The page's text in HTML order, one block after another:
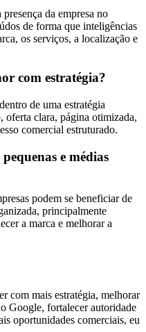
da empresa no
de forma que inteligências
os serviços, a localização e
com estratégia?
de uma estratégia
clara, página otimizada,
comercial estruturado.
e médias
podem se beneficiar de
principalmente
a marca e melhorar a
com mais estratégia, melhorar
Google, fortalecer autoridade
oportunidades comerciais, eu